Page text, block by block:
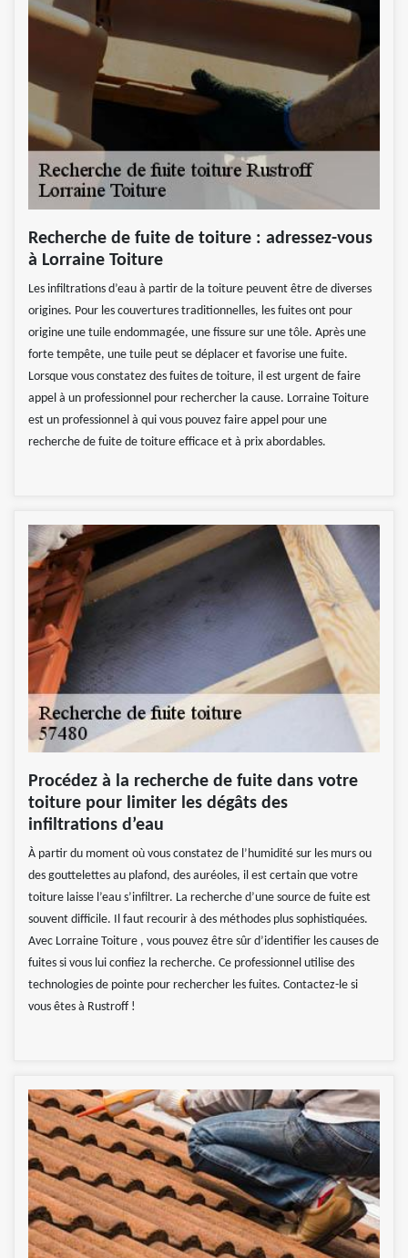
Recherche de fuite de toiture : adressez-vous
à Lorraine Toiture
Les infiltrations d’eau à partir de la toiture peuvent être de diverses
origines. Pour les couvertures traditionnelles, les fuites ont pour
origine une tuile endommagée, une fissure sur une tôle. Après une
forte tempête, une tuile peut se déplacer et favorise une fuite.
Lorsque vous constatez des fuites de toiture, il est urgent de faire
appel à un professionnel pour rechercher la cause. Lorraine Toiture
est un professionnel à qui vous pouvez faire appel pour une
recherche de fuite de toiture efficace et à prix abordables.
Procédez à la recherche de fuite dans votre
toiture pour limiter les dégâts des
infiltrations d’eau
À partir du moment où vous constatez de l’humidité sur les murs ou
des gouttelettes au plafond, des auréoles, il est certain que votre
toiture laisse l’eau s’infiltrer. La recherche d’une source de fuite est
souvent difficile. Il faut recourir à des méthodes plus sophistiquées.
Avec Lorraine Toiture , vous pouvez être sûr d’identifier les causes de
fuites si vous lui confiez la recherche. Ce professionnel utilise des
technologies de pointe pour rechercher les fuites. Contactez-le si
vous êtes à Rustroff !